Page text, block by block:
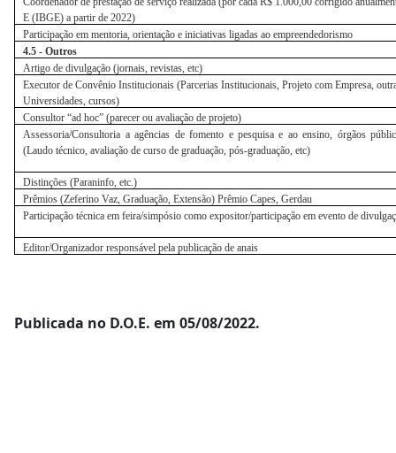
E (IBGE) a partir de 2022)
Participação em mentoria, orientação e iniciativas ligadas ao empreendedorismo
4.5 - Outros
Artigo de divulgação (jornais, revistas, etc)
Executor de Convênio Institucionais (Parcerias Institucionais, Projeto com Empresa,
Universidades, cursos)
Consultor “ad hoc” (parecer ou avaliação de projeto)
Assessoria/Consultoria a agências de fomento e pesquisa e ao ensino, órgãos
(Laudo técnico, avaliação de curso de graduação, pós-graduação, etc)
Distinções (Paraninfo, etc.)
Prêmios (Zeferino Vaz, Graduação, Extensão) Prêmio Capes, Gerdau
Participação técnica em feira/simpósio como expositor/participação em evento de
Editor/Organizador responsável pela publicação de anais
Publicada no D.O.E. em 05/08/2022.